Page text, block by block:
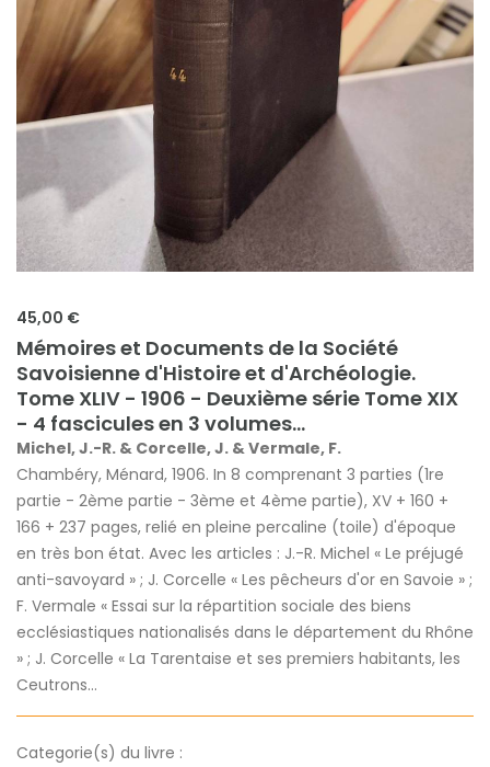
45,00 €
Mémoires et Documents de la Société
Savoisienne d'Histoire et d'Archéologie.
Tome XLIV - 1906 - Deuxième série Tome XIX
- 4 fascicules en 3 volumes...
Michel, J.-R. & Corcelle, J. & Vermale, F.
Chambéry, Ménard, 1906. In 8 comprenant 3 parties (1re
partie - 2ème partie - 3ème et 4ème partie), XV + 160 +
166 + 237 pages, relié en pleine percaline (toile) d'époque
en très bon état. Avec les articles : J.-R. Michel « Le préjugé
anti-savoyard » ; J. Corcelle « Les pêcheurs d'or en Savoie » ;
F. Vermale « Essai sur la répartition sociale des biens
ecclésiastiques nationa­lisés dans le département du Rhône
» ; J. Corcelle « La Tarentaise et ses premiers habitants, les
Ceutrons...
Categorie(s) du livre :